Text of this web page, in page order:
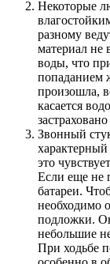
Некоторые
разному
материал не
воды, что
попаданием
произошла,
касается
Звонный
это
Если еще не
батареи.
необходимо
подложки.
небольшие
При ходьбе